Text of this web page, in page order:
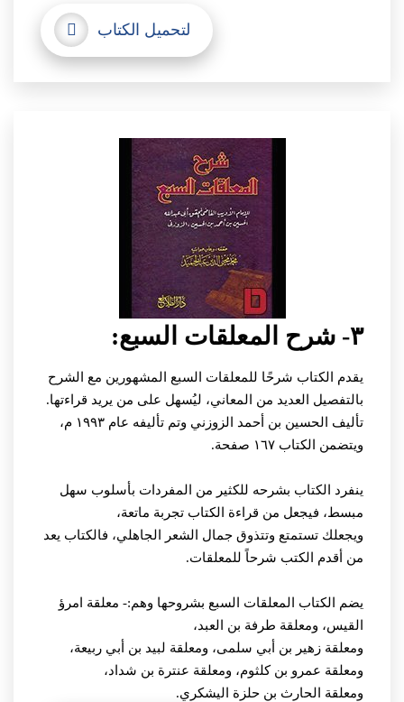
لتحميل الكتاب
٣- شرح المعلقات السبع:
يقدم الكتاب شرحًا للمعلقات السبع المشهورين مع الشرح
بالتفصيل العديد من المعاني، ليُسهل على من يريد قراءتها.
تأليف الحسين بن أحمد الزوزني وتم تأليفه عام ١٩٩٣ م،
ويتضمن الكتاب ١٦٧ صفحة.
ينفرد الكتاب بشرحه للكثير من المفردات بأسلوب سهل
مبسط، فيجعل من قراءة الكتاب تجربة ماتعة،
ويجعلك تستمتع وتتذوق جمال الشعر الجاهلي، فالكتاب يعد
من أقدم الكتب شرحاً للمعلقات.
يضم الكتاب المعلقات السبع بشروحها وهم:- معلقة امرؤ
القيس، ومعلقة طرفة بن العبد،
ومعلقة زهير بن أبي سلمى، ومعلقة لبيد بن أبي ربيعة،
ومعلقة عمرو بن كلثوم، ومعلقة عنترة بن شداد،
ومعلقة الحارث بن حلزة اليشكري.